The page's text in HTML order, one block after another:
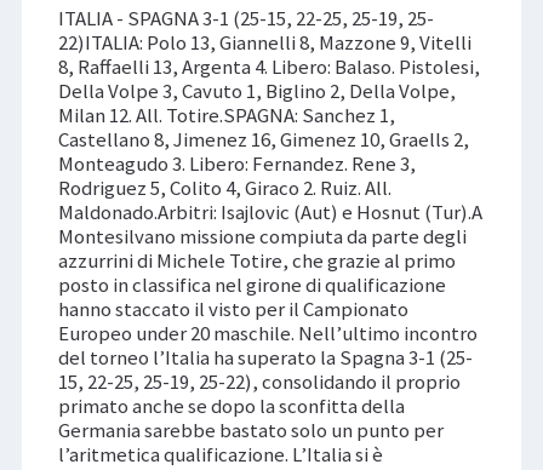
ITALIA - SPAGNA 3-1 (25-15, 22-25, 25-19, 25-
22)ITALIA: Polo 13, Giannelli 8, Mazzone 9, Vitelli
8, Raffaelli 13, Argenta 4. Libero: Balaso. Pistolesi,
Della Volpe 3, Cavuto 1, Biglino 2, Della Volpe,
Milan 12. All. Totire.SPAGNA: Sanchez 1,
Castellano 8, Jimenez 16, Gimenez 10, Graells 2,
Monteagudo 3. Libero: Fernandez. Rene 3,
Rodriguez 5, Colito 4, Giraco 2. Ruiz. All.
Maldonado.Arbitri: Isajlovic (Aut) e Hosnut (Tur).A
Montesilvano missione compiuta da parte degli
azzurrini di Michele Totire, che grazie al primo
posto in classifica nel girone di qualificazione
hanno staccato il visto per il Campionato
Europeo under 20 maschile. Nell’ultimo incontro
del torneo l’Italia ha superato la Spagna 3-1 (25-
15, 22-25, 25-19, 25-22), consolidando il proprio
primato anche se dopo la sconfitta della
Germania sarebbe bastato solo un punto per
l’aritmetica qualificazione. L’Italia si è